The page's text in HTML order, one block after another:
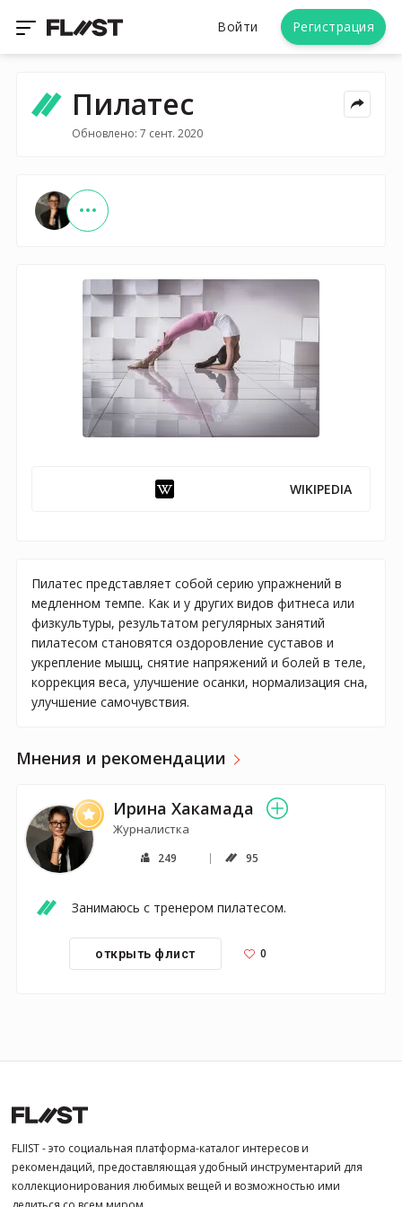
Войти Регистрация
Пилатес
Обновлено: 7 сент. 2020
WIKIPEDIA
Пилатес представляет собой серию упражнений в
медленном темпе. Как и у других видов фитнеса или
физкультуры, результатом регулярных занятий
пилатесом становятся оздоровление суставов и
укрепление мышц, снятие напряжений и болей в теле,
коррекция веса, улучшение осанки, нормализация сна,
улучшение самочувствия.
Мнения и рекомендации
Ирина Хакамада
Журналистка
249 95
Занимаюсь с тренером пилатесом.
открыть флист 0
FLIIST - это социальная платформа-каталог интересов и
рекомендаций, предоставляющая удобный инструментарий для
коллекционирования любимых вещей и возможностью ими